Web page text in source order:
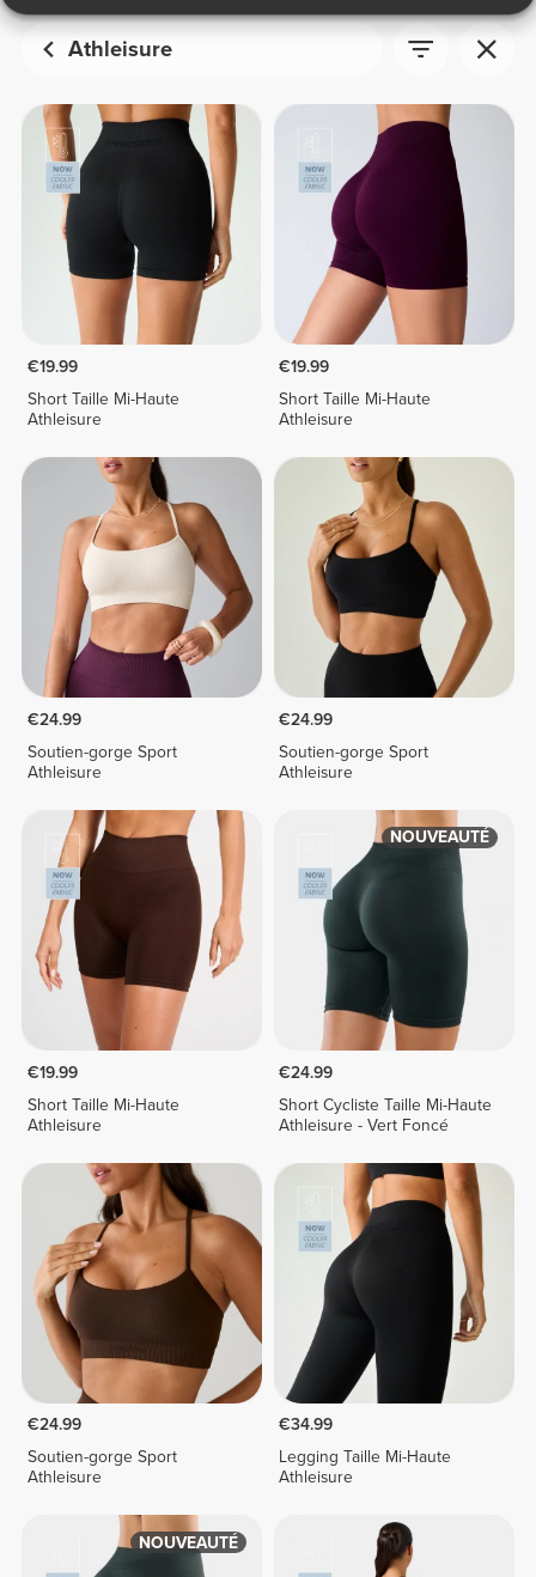
Athleisure
€19.99
Short Taille Mi-Haute
Athleisure
€19.99
Short Taille Mi-Haute
Athleisure
€24.99
Soutien-gorge Sport
Athleisure
€24.99
Soutien-gorge Sport
Athleisure
€19.99
Short Taille Mi-Haute
Athleisure
NOUVEAUTÉ
€24.99
Short Cycliste Taille Mi-Haute
Athleisure - Vert Foncé
€24.99
Soutien-gorge Sport
Athleisure
€34.99
Legging Taille Mi-Haute
Athleisure
NOUVEAUTÉ